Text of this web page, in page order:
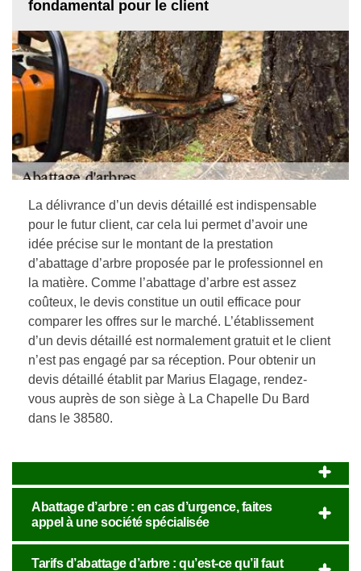
fondamental pour le client
La délivrance d’un devis détaillé est indispensable
pour le futur client, car cela lui permet d’avoir une
idée précise sur le montant de la prestation
d’abattage d’arbre proposée par le professionnel en
la matière. Comme l’abattage d’arbre est assez
coûteux, le devis constitue un outil efficace pour
comparer les offres sur le marché. L’établissement
d’un devis détaillé est normalement gratuit et le client
n’est pas engagé par sa réception. Pour obtenir un
devis détaillé établit par Marius Elagage, rendez-
vous auprès de son siège à La Chapelle Du Bard
dans le 38580.
Abattage d’arbre : en cas d’urgence, faites
appel à une société spécialisée
Tarifs d’abattage d’arbre : qu’est-ce qu’il faut